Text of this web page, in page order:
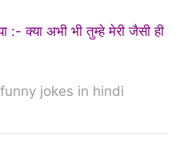
:- क्या अभी भी तुम्हे मेरी जैसी ही
jokes in hindi